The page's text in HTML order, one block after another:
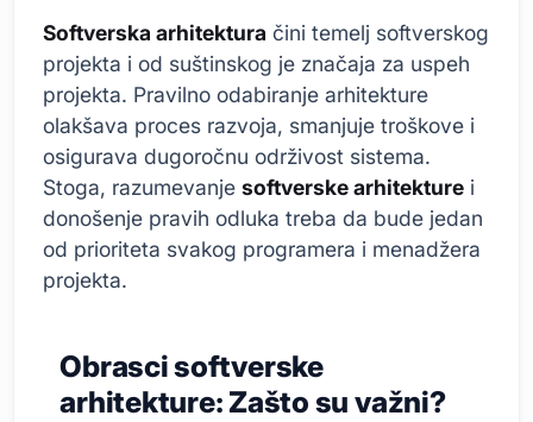
Softverska arhitektura čini temelj softverskog
projekta i od suštinskog je značaja za uspeh
projekta. Pravilno odabiranje arhitekture
olakšava proces razvoja, smanjuje troškove i
osigurava dugoročnu održivost sistema.
Stoga, razumevanje softverske arhitekture i
donošenje pravih odluka treba da bude jedan
od prioriteta svakog programera i menadžera
projekta.
Obrasci softverske
arhitekture: Zašto su važni?